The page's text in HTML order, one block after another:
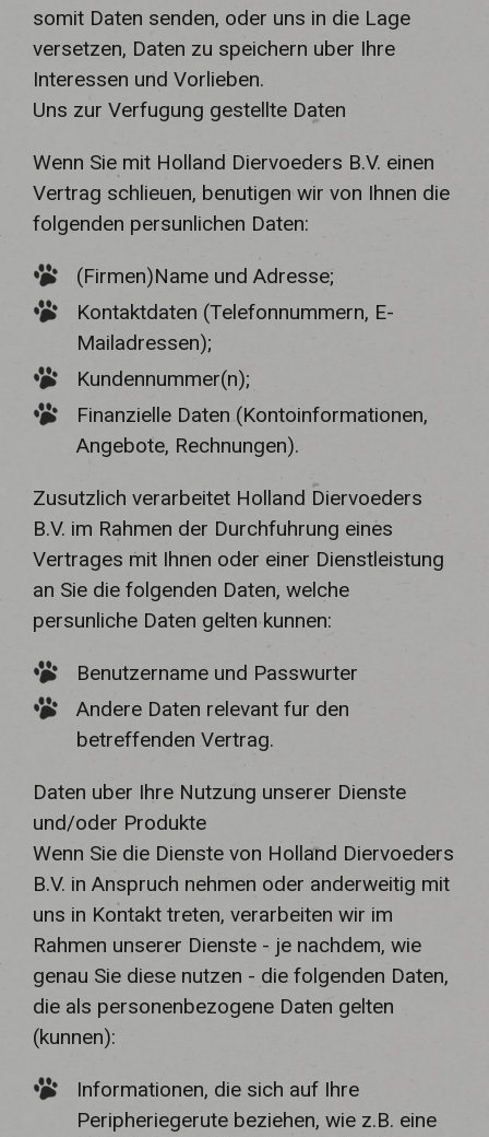
somit Daten senden, oder uns in die Lage
versetzen, Daten zu speichern uber Ihre
Interessen und Vorlieben.
Uns zur Verfugung gestellte Daten
Wenn Sie mit Holland Diervoeders B.V. einen
Vertrag schlieuen, benutigen wir von Ihnen die
folgenden persunlichen Daten:
(Firmen)Name und Adresse;
Kontaktdaten (Telefonnummern, E-
Mailadressen);
Kundennummer(n);
Finanzielle Daten (Kontoinformationen,
Angebote, Rechnungen).
Zusutzlich verarbeitet Holland Diervoeders
B.V. im Rahmen der Durchfuhrung eines
Vertrages mit Ihnen oder einer Dienstleistung
an Sie die folgenden Daten, welche
persunliche Daten gelten kunnen:
Benutzername und Passwurter
Andere Daten relevant fur den
betreffenden Vertrag.
Daten uber Ihre Nutzung unserer Dienste
und/oder Produkte
Wenn Sie die Dienste von Holland Diervoeders
B.V. in Anspruch nehmen oder anderweitig mit
uns in Kontakt treten, verarbeiten wir im
Rahmen unserer Dienste - je nachdem, wie
genau Sie diese nutzen - die folgenden Daten,
die als personenbezogene Daten gelten
(kunnen):
Informationen, die sich auf Ihre
Peripheriegerute beziehen, wie z.B. eine